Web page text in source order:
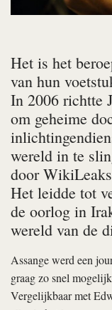
Het is het
van hun
In 2006 richtte
om geheime
wereld in te
door
Het leidde tot
de oorlog in
wereld van de
Assange werd een
graag zo snel
Vergelijkbaar met